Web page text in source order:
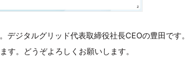
デジタルグリッド代表取締役社長CEOの豊田です。
。どうぞよろしくお願いします。